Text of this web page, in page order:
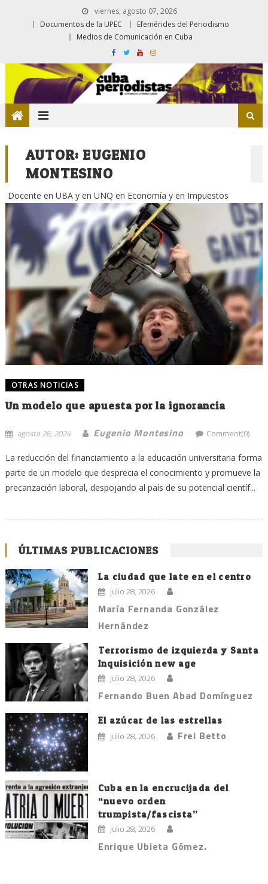
viernes, agosto 07, 2026
Documentos de la UPEC
Efemérides del Periodismo
Medios de Comunicación en Cuba
AUTOR:EUGENIO
MONTESINO
Docente en UBA y en UNQ en Economía y en Impuestos
OTRAS NOTICIAS
Un modelo que apuesta por la ignorancia
agosto 26, 2024 Eugenio Montesino Comment(0)
La reducción del financiamiento a la educación universitaria forma
parte de un modelo que desprecia el conocimiento y promueve la
precarización laboral, despojando al país de su potencial científ...
ÚLTIMAS PUBLICACIONES
La ciudad que late en el centro
julio 28, 2026
María Fernanda González
Hernández
Terrorismo de izquierda y Santa
Inquisición new age
julio 28, 2026
Fernando Buen Abad Domínguez
El azúcar de las estrellas
julio 28, 2026 Frei Betto
Cuba en la encrucijada del
“nuevo orden
trumpista/fascista”
julio 28, 2026
Enrique Ubieta Gómez.